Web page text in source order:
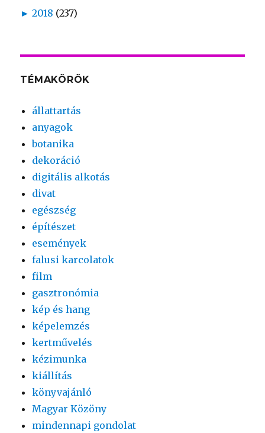
► 2018 (237)
TÉMAKÖRÖK
állattartás
anyagok
botanika
dekoráció
digitális alkotás
divat
egészség
építészet
események
falusi karcolatok
film
gasztronómia
kép és hang
képelemzés
kertművelés
kézimunka
kiállítás
könyvajánló
Magyar Közöny
mindennapi gondolat